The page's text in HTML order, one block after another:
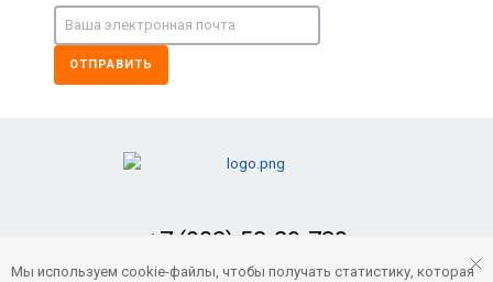
ОТПРАВИТЬ
+7 (902) 52-29-739
Заказать обратный звонок
Мы используем cookie-файлы, чтобы получать статистику, которая